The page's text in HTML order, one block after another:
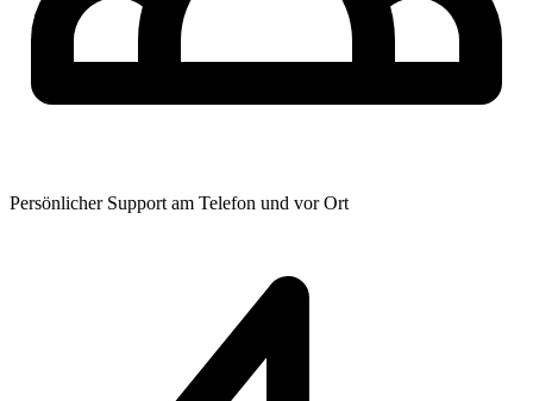
Persönlicher Support am Telefon und vor Ort